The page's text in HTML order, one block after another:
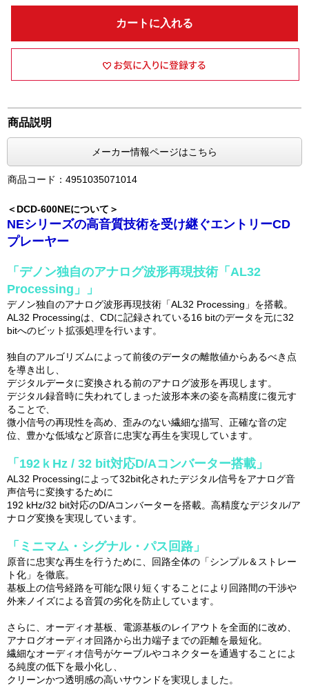
カートに入れる
商品説明
メーカー情報ページはこちら
商品コード：4951035071014
＜DCD-600NEについて＞
NEシリーズの高音質技術を受け継ぐエントリーCD
プレーヤー
「デノン独自のアナログ波形再現技術「AL32
Processing」」
デノン独自のアナログ波形再現技術「AL32 Processing」を搭載。
AL32 Processingは、CDに記録されている16 bitのデータを元に32
bitへのビット拡張処理を行います。
独自のアルゴリズムによって前後のデータの離散値からあるべき点
を導き出し、
デジタルデータに変換される前のアナログ波形を再現します。
デジタル録音時に失われてしまった波形本来の姿を高精度に復元す
ることで、
微小信号の再現性を高め、歪みのない繊細な描写、正確な音の定
位、豊かな低域など原音に忠実な再生を実現しています。
「192ｋHz / 32 bit対応D/Aコンバーター搭載」
AL32 Processingによって32bit化されたデジタル信号をアナログ音
声信号に変換するために
192 kHz/32 bit対応のD/Aコンバーターを搭載。高精度なデジタル/ア
ナログ変換を実現しています。
「ミニマム・シグナル・パス回路」
原音に忠実な再生を行うために、回路全体の「シンプル＆ストレー
ト化」を徹底。
基板上の信号経路を可能な限り短くすることにより回路間の干渉や
外来ノイズによる音質の劣化を防止しています。
さらに、オーディオ基板、電源基板のレイアウトを全面的に改め、
アナログオーディオ回路から出力端子までの距離を最短化。
繊細なオーディオ信号がケーブルやコネクターを通過することによ
る純度の低下を最小化し、
クリーンかつ透明感の高いサウンドを実現しました。